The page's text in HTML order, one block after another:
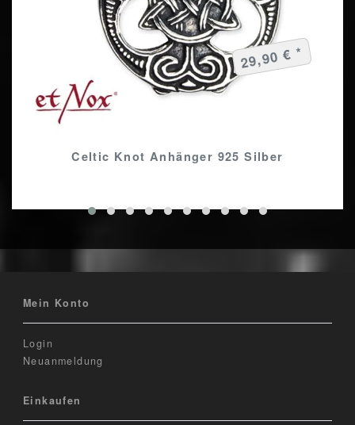
Celtic Knot Anhänger 925 Silber
29,90 € *
Mein Konto
Login
Neuanmeldung
Einkaufen